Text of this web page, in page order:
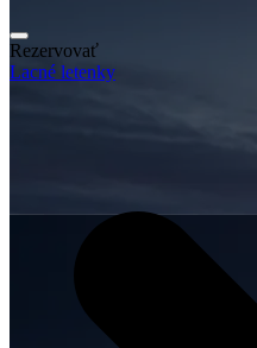
Rezervovať
Lacné letenky